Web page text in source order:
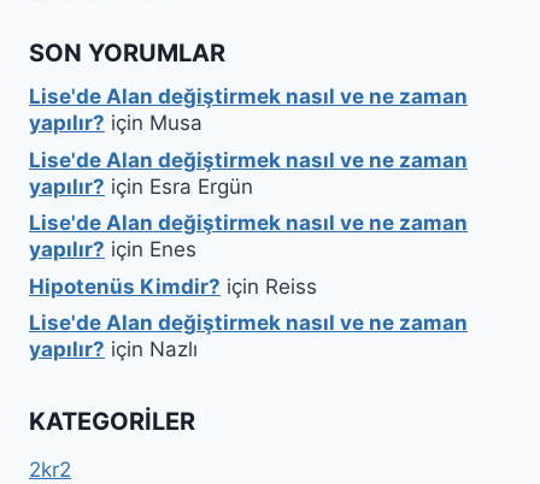
SON YORUMLAR
Lise'de Alan değiştirmek nasıl ve ne zaman
yapılır? için Musa
Lise'de Alan değiştirmek nasıl ve ne zaman
yapılır? için Esra Ergün
Lise'de Alan değiştirmek nasıl ve ne zaman
yapılır? için Enes
Hipotenüs Kimdir? için Reiss
Lise'de Alan değiştirmek nasıl ve ne zaman
yapılır? için Nazlı
KATEGORILER
2kr2